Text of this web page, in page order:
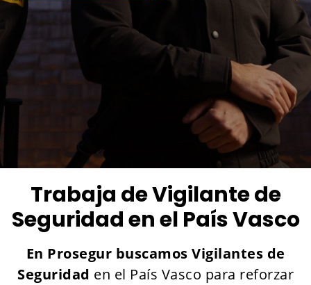
Trabaja de Vigilante de
Seguridad en el País Vasco
En Prosegur buscamos Vigilantes de
Seguridad en el País Vasco para reforzar